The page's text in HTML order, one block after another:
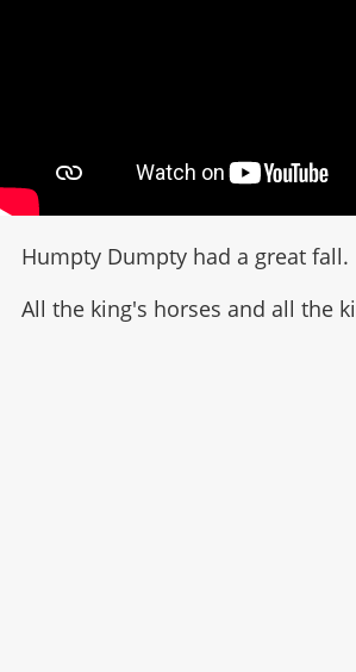
Humpty Dumpty had a great fall.
All the king's horses and all the